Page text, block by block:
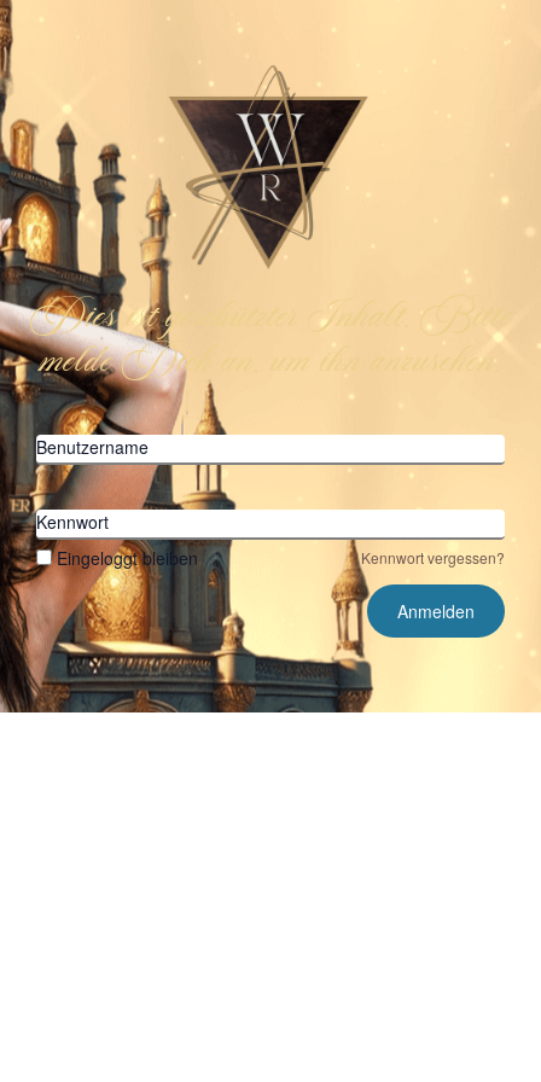
Dies ist geschützter Inhalt. Bitte
melde Dich an, um ihn anzusehen.
Benutzername
Kennwort
Eingeloggt bleiben
Kennwort vergessen?